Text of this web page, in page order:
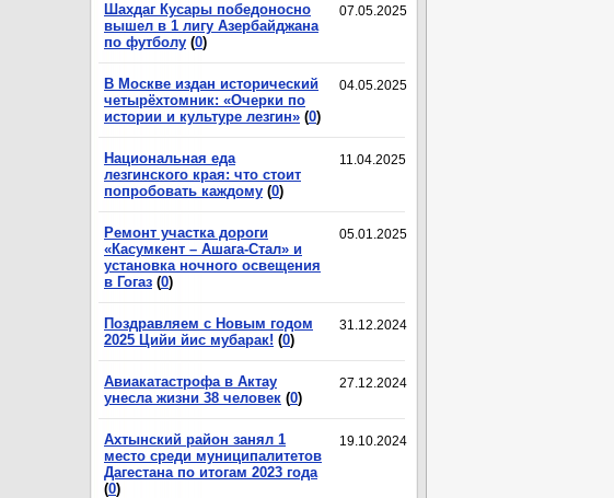
07.05.2025
Шахдаг Кусары победоносно
вышел в 1 лигу Азербайджана
по футболу (0)
04.05.2025
В Москве издан исторический
четырёхтомник: «Очерки по
истории и культуре лезгин» (0)
11.04.2025
Национальная еда
лезгинского края: что стоит
попробовать каждому (0)
05.01.2025
Ремонт участка дороги
«Касумкент – Ашага-Стал» и
установка ночного освещения
в Гогаз (0)
31.12.2024
Поздравляем с Новым годом
2025 Цийи йис мубарак! (0)
27.12.2024
Авиакатастрофа в Актау
унесла жизни 38 человек (0)
19.10.2024
Ахтынский район занял 1
место среди муниципалитетов
Дагестана по итогам 2023 года
(0)